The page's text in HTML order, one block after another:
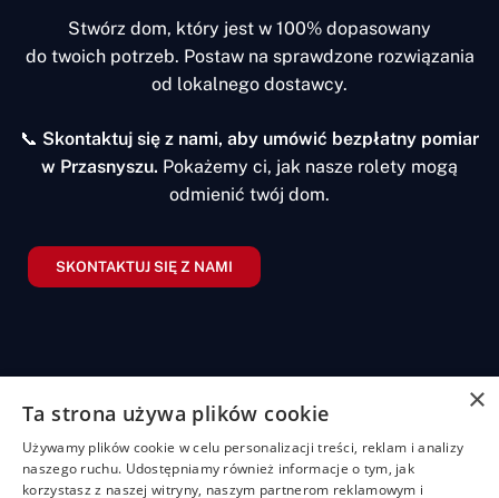
Stwórz dom, który jest w 100% dopasowany
do twoich potrzeb. Postaw na sprawdzone rozwiązania
od lokalnego dostawcy.
📞 Skontaktuj się z nami, aby umówić bezpłatny pomiar
w Przasnyszu. Pokażemy ci, jak nasze rolety mogą
odmienić twój dom.
SKONTAKTUJ SIĘ Z NAMI
+48
507
Żaluzje
Żaluzje
bambusowe
Rolety
Rolety
dzień/noc
Pozostałe
Shuttersy
Markizy
Menu
Strona
główna
linki
Polityka
×
Ta strona używa plików cookie
Używamy plików cookie w celu personalizacji treści, reklam i analizy
naszego ruchu. Udostępniamy również informacje o tym, jak
korzystasz z naszej witryny, naszym partnerom reklamowym i